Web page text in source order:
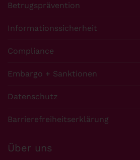
Betrugsprävention
Informationssicherheit
Compliance
Embargo + Sanktionen
Datenschutz
Barrierefreiheitserklärung
Über uns